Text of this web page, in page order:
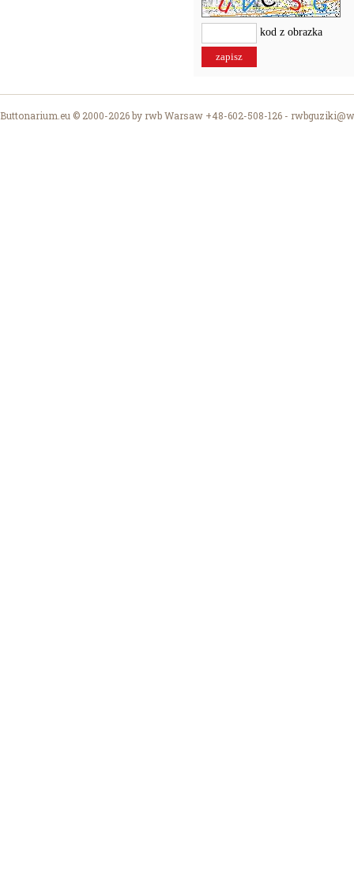
kod z obrazka
Buttonarium.eu © 2000-2026 by rwb Warsaw +48-602-508-126 -